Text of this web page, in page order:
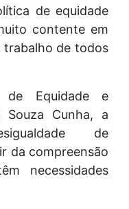
de equidade
contente em
trabalho de todos
de Equidade e
Souza Cunha, a
de
da compreensão
necessidades